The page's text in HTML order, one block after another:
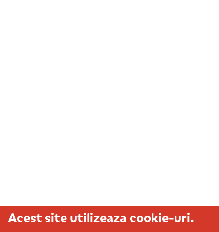
Acest site utilizeaza cookie-uri.